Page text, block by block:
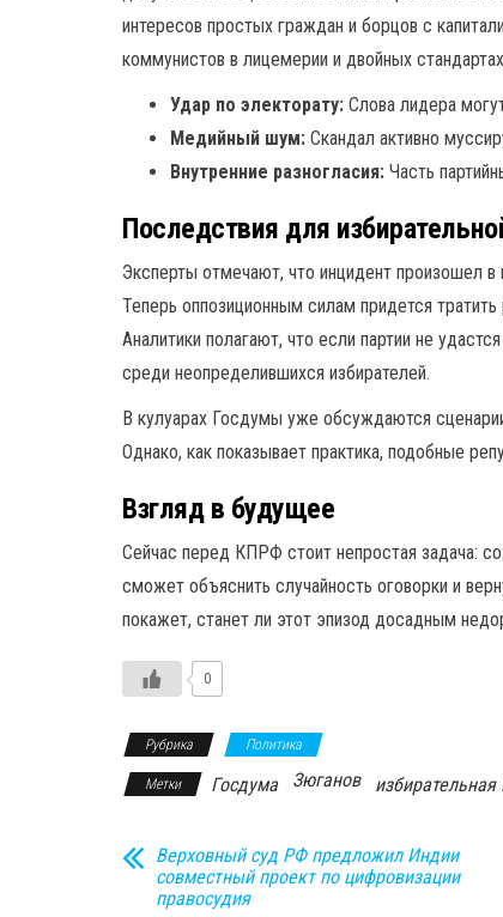
интересов простых граждан и борцов с
коммунистов в лицемерии и двойных
Удар по электорату: Слова лидера
Медийный шум: Скандал активно
Внутренние разногласия: Часть
Последствия для
Эксперты отмечают, что инцидент произошел
Теперь оппозиционным силам придется
Аналитики полагают, что если партии не
среди неопределившихся избирателей.
В кулуарах Госдумы уже обсуждаются
Однако, как показывает практика, подобные
Взгляд в будущее
Сейчас перед КПРФ стоит непростая задача:
сможет объяснить случайность оговорки и
покажет, станет ли этот эпизод досадным
0
Рубрика Политика
Метки Госдума Зюганов
Верховный суд РФ предложил Индии
совместный проект по цифровизации
правосудия